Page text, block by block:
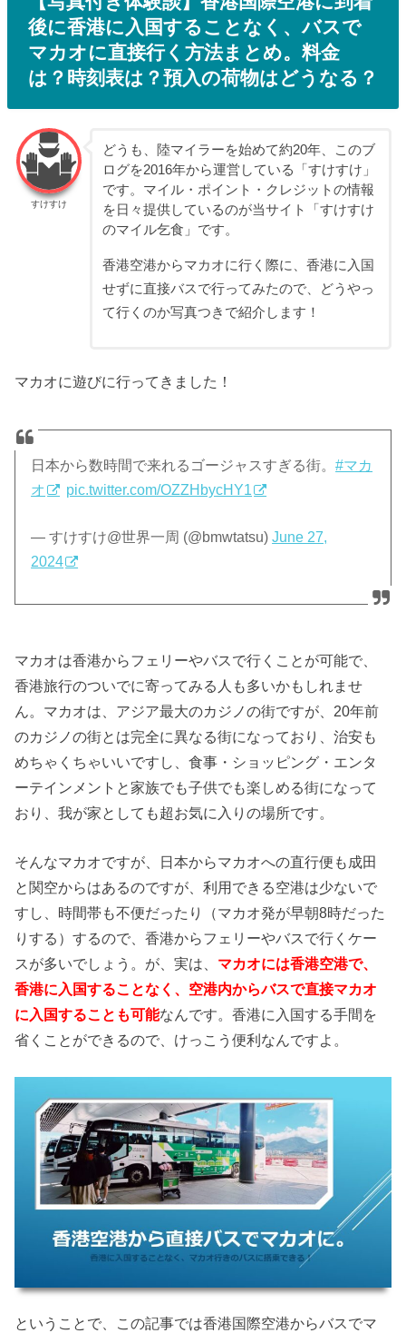
後に香港に入国することなく、バスで
マカオに直接行く方法まとめ。料金
は？時刻表は？預入の荷物はどうなる？
すけすけ
どうも、陸マイラーを始めて約20年、このブ
ログを2016年から運営している「すけすけ」
です。マイル・ポイント・クレジットの情報
を日々提供しているのが当サイト「すけすけ
のマイル乞食」です。
香港空港からマカオに行く際に、香港に入国
せずに直接バスで行ってみたので、どうやっ
て行くのか写真つきで紹介します！
マカオに遊びに行ってきました！
日本から数時間で来れるゴージャスすぎる街。#マカ
オ
pic.twitter.com/OZZHbycHY1
— すけすけ@世界一周 (@bmwtatsu)June 27,
2024
マカオは香港からフェリーやバスで行くことが可能で、
香港旅行のついでに寄ってみる人も多いかもしれませ
ん。マカオは、アジア最大のカジノの街ですが、20年前
のカジノの街とは完全に異なる街になっており、治安も
めちゃくちゃいいですし、食事・ショッピング・エンタ
ーテインメントと家族でも子供でも楽しめる街になって
おり、我が家としても超お気に入りの場所です。
そんなマカオですが、日本からマカオへの直行便も成田
と関空からはあるのですが、利用できる空港は少ないで
すし、時間帯も不便だったり（マカオ発が早朝8時だった
りする）するので、香港からフェリーやバスで行くケー
スが多いでしょう。が、実は、 マカオには香港空港で、
香港に入国することなく、空港内からバスで直接マカオ
に入国することも可能なんです。香港に入国する手間を
省くことができるので、けっこう便利なんですよ。
ということで、この記事では香港国際空港からバスでマ